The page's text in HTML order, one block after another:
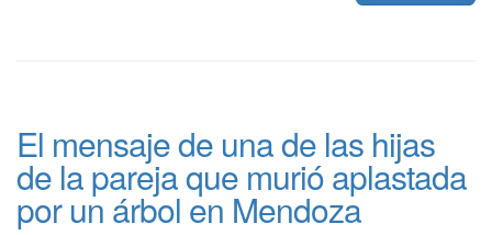
El mensaje de una de las hijas
de la pareja que murió aplastada
por un árbol en Mendoza